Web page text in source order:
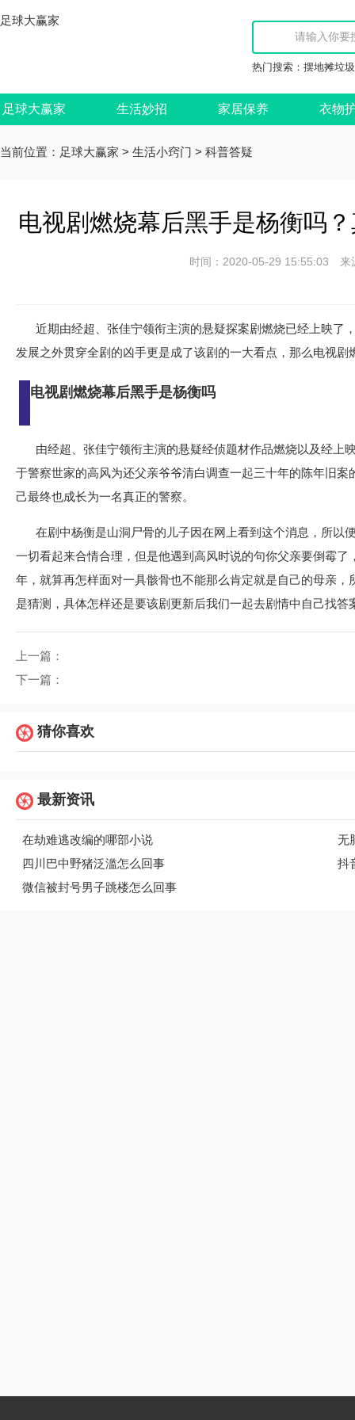
足球大赢家
热门搜索： 摆地摊垃
足球大赢家 生活妙招 家居保养 衣物
当前位置： 足球大赢家 > 生活小窍门 > 科普答疑
电视剧燃烧幕后黑手是杨衡吗
时间：2020-05-29 15:55:03
近期由经超、张佳宁领衔主演的悬疑探案剧燃烧已经上映了
发展之外贯穿全剧的凶手更是成了该剧的一大看点，那么电视
电视剧燃烧幕后黑手是杨衡吗
由经超、张佳宁领衔主演的悬疑经侦题材作品燃烧以及经上
于警察世家的高风为还父亲爷爷清白调查一起三十年的陈年旧
己最终也成长为一名真正的警察。
在剧中杨衡是山洞尸骨的儿子因在网上看到这个消息，所以
一切看起来合情合理，但是他遇到高风时说的句你父亲要倒霉
年，就算再怎样面对一具骸骨也不能那么肯定就是自己的母亲
是猜测，具体怎样还是要该剧更新后我们一起去剧情中自己找答
上一篇：
下一篇：
猜你喜欢
最新资讯
在劫难逃改编的哪部小说
无
四川巴中野猪泛滥怎么回事
抖
微信被封号男子跳楼怎么回事